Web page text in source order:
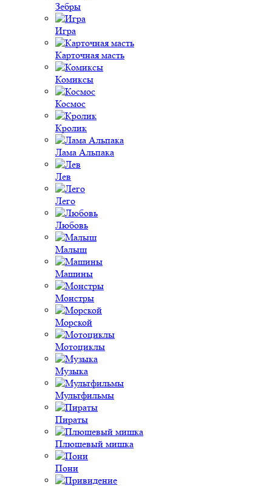
Зебры
Игра
Карточная масть
Комиксы
Космос
Кролик
Лама Альпака
Лев
Лего
Любовь
Малыш
Машины
Монстры
Морской
Мотоциклы
Музыка
Мультфильмы
Пираты
Плюшевый мишка
Пони